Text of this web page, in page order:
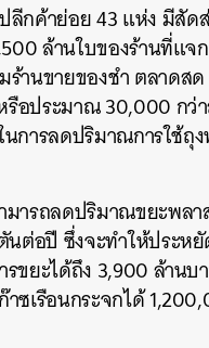
ลีกค้าย่อย43แห่งมีสัด
ล้านใบของร้านที่แจ
านขายของชำตลาดสด
รือประมาณ30,000กว่
การลดปริมาณการใช้ถุ
มารถลดปริมาณขยะพล
นต่อปี ซึ่งจะทำให้ประห
ขยะได้ถึง 3,900ล้านบ
ซเรือนกระจกได้